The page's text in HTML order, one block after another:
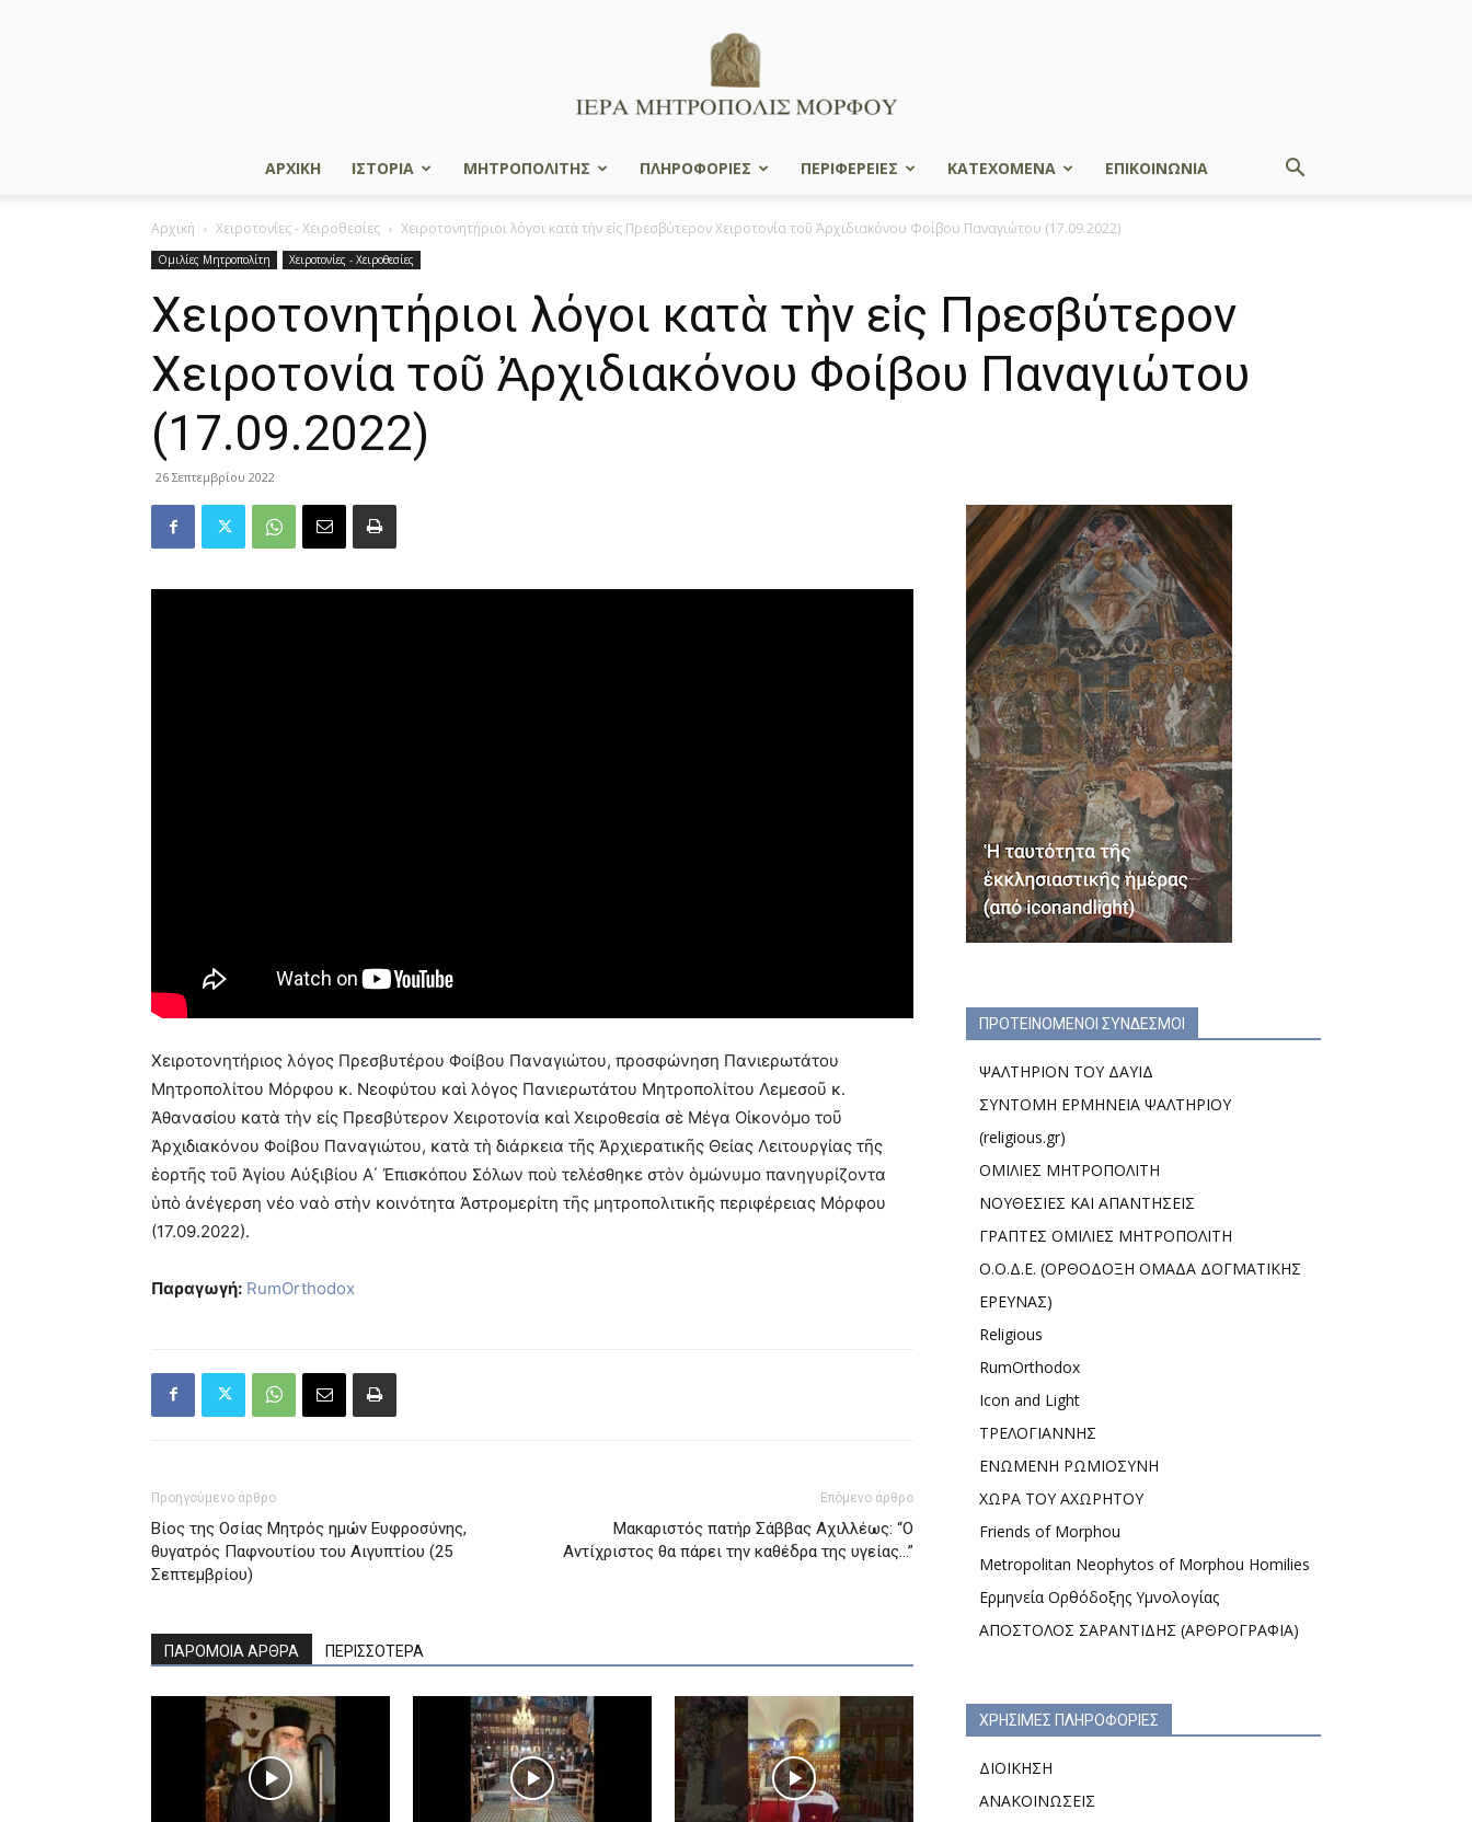
ΑΡΧΙΚΗ ΙΣΤΟΡΙΑ ΜΗΤΡΟΠΟΛΙΤΗΣ ΠΛΗΡΟΦΟΡΙΕΣ ΠΕΡΙΦΕΡΕΙΕΣ ΚΑΤΕΧΟΜΕΝΑ ΕΠΙΚΟΙΝΩΝΙΑ
Αρχική Χειροτονίες - Χειροθεσίες Χειροτονητήριοι λόγοι κατὰ τὴν εἰς Πρεσβύτερον Χειροτονία τοῦ Ἀρχιδιακόνου Φοίβου Παναγιώτου (17.09.2022)
Ομιλίες Μητροπολίτη Χειροτονίες - Χειροθεσίες
Χειροτονητήριοι λόγοι κατὰ τὴν εἰς Πρεσβύτερον
Χειροτονία τοῦ Ἀρχιδιακόνου Φοίβου Παναγιώτου
(17.09.2022)
26 Σεπτεμβρίου 2022
Χειροτονητήριος λόγος Πρεσβυτέρου Φοίβου Παναγιώτου, προσφώνηση Πανιερωτάτου
Μητροπολίτου Μόρφου κ. Νεοφύτου καὶ λόγος Πανιερωτάτου Μητροπολίτου Λεμεσοῦ κ.
Ἀθανασίου κατὰ τὴν εἰς Πρεσβύτερον Χειροτονία καὶ Χειροθεσία σὲ Μέγα Οἰκονόμο τοῦ
Ἀρχιδιακόνου Φοίβου Παναγιώτου, κατὰ τὴ διάρκεια τῆς Ἀρχιερατικῆς Θείας Λειτουργίας τῆς
ἑορτῆς τοῦ Ἁγίου Αὐξιβίου Α΄ Ἐπισκόπου Σόλων ποὺ τελέσθηκε στὸν ὁμώνυμο πανηγυρίζοντα
ὑπὸ ἀνέγερση νέο ναὸ στὴν κοινότητα Ἀστρομερίτη τῆς μητροπολιτικῆς περιφέρειας Μόρφου
(17.09.2022).
Παραγωγή: RumOrthodox
Προηγούμενο άρθρο
Βίος της Oσίας Mητρός ημών Eυφροσύνης,
θυγατρός Παφνουτίου του Aιγυπτίου (25
Σεπτεμβρίου)
Επόμενο άρθρο
Μακαριστός πατήρ Σάββας Αχιλλέως: “Ο
Αντίχριστος θα πάρει την καθέδρα της υγείας…”
ΠΑΡΟΜΟΙΑ ΑΡΘΡΑ ΠΕΡΙΣΣΟΤΕΡΑ
ΠΡΟΤΕΙΝΟΜΕΝΟΙ ΣΥΝΔΕΣΜΟΙ
ΨΑΛΤΗΡΙΟΝ ΤΟΥ ΔΑΥΙΔ
ΣΥΝΤΟΜΗ ΕΡΜΗΝΕΙΑ ΨΑΛΤΗΡΙΟΥ
(religious.gr)
ΟΜΙΛΙΕΣ ΜΗΤΡΟΠΟΛΙΤΗ
ΝΟΥΘΕΣΙΕΣ ΚΑΙ ΑΠΑΝΤΗΣΕΙΣ
ΓΡΑΠΤΕΣ ΟΜΙΛΙΕΣ ΜΗΤΡΟΠΟΛΙΤΗ
Ο.Ο.Δ.Ε. (ΟΡΘΟΔΟΞΗ ΟΜΑΔΑ ΔΟΓΜΑΤΙΚΗΣ
ΕΡΕΥΝΑΣ)
Religious
RumOrthodox
Icon and Light
ΤΡΕΛΟΓΙΑΝΝΗΣ
ΕΝΩΜΕΝΗ ΡΩΜΙΟΣΥΝΗ
ΧΩΡΑ ΤΟΥ ΑΧΩΡΗΤΟΥ
Friends of Morphou
Metropolitan Neophytos of Morphou Homilies
Ερμηνεία Ορθόδοξης Υμνολογίας
ΑΠΟΣΤΟΛΟΣ ΣΑΡΑΝΤΙΔΗΣ (ΑΡΘΡΟΓΡΑΦΙΑ)
ΧΡΗΣΙΜΕΣ ΠΛΗΡΟΦΟΡΙΕΣ
ΔΙΟΙΚΗΣΗ
ΑΝΑΚΟΙΝΩΣΕΙΣ